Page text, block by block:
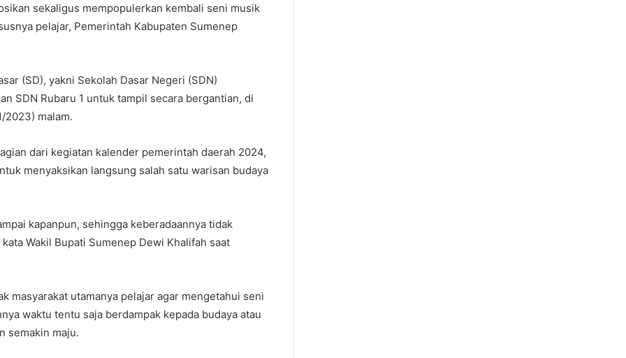
sekaligus mempopulerkan kembali seni musik
pelajar, Pemerintah Kabupaten Sumenep
(SD), yakni Sekolah Dasar Negeri (SDN)
SDN Rubaru 1 untuk tampil secara bergantian, di
2023) malam.
dari kegiatan kalender pemerintah daerah 2024,
menyaksikan langsung salah satu warisan budaya
kapanpun, sehingga keberadaannya tidak
Wakil Bupati Sumenep Dewi Khalifah saat
masyarakat utamanya pelajar agar mengetahui seni
waktu tentu saja berdampak kepada budaya atau
semakin maju.